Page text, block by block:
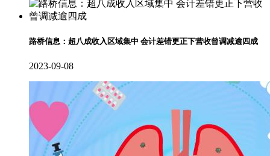
路桥信息：超八成收入区域集中 会计差错更正下营收曾调减逾四成
2023-09-08